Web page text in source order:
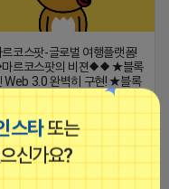
스타또는
신가요?
코스팟-글로벌 여행플랫폼!
르코스팟의 비젼◆◆ ★블록
Web 3.0 완벽히 구현! ★블록
기술로 여행시장의 선두주자!
벌 여행정보 플랫폼으로 완
★카**, 네**, 구*, 페***은
2.0 기업! ★선점을 통한 엄청
택! ★DAO(개인) 중심의 플랫
임대업처럼 평생 인세수입! ★